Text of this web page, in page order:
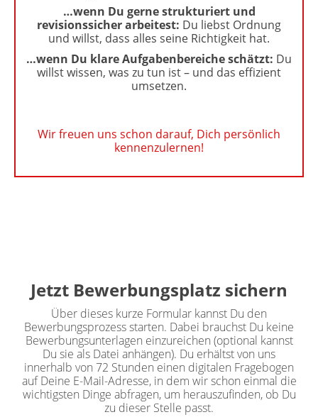
…wenn Du gerne strukturiert und
revisionssicher arbeitest: Du liebst Ordnung
und willst, dass alles seine Richtigkeit hat.
…wenn Du klare Aufgabenbereiche schätzt: Du
willst wissen, was zu tun ist – und das effizient
umsetzen.
Wir freuen uns schon darauf, Dich persönlich
kennenzulernen!
Jetzt Bewerbungsplatz sichern
Über dieses kurze Formular kannst Du den
Bewerbungsprozess starten. Dabei brauchst Du keine
Bewerbungsunterlagen einzureichen (optional kannst
Du sie als Datei anhängen). Du erhältst von uns
innerhalb von 72 Stunden einen digitalen Fragebogen
auf Deine E-Mail-Adresse, in dem wir schon einmal die
wichtigsten Dinge abfragen, um herauszufinden, ob Du
zu dieser Stelle passt.